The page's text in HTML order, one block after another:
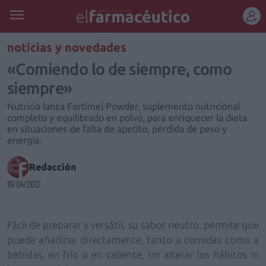
REGÍSTRATE
noticias y novedades
«Comiendo lo de siempre, como
siempre»
Nutricia lanza Fortimel Powder, suplemento nutricional
completo y equilibrado en polvo, para enriquecer la dieta
en situaciones de falta de apetito, pérdida de peso y
energía.
Redacción
19/04/2012
Fácil de preparar y versátil, su sabor neutro, permite que
pueda añadirse directamente, tanto a comidas como a
bebidas, en frío o en caliente, sin alterar los hábitos ni